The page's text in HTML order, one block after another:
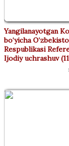
Yangilanayotgan
bo‘yicha
Respublikasi
Ijodiy uchrashuv